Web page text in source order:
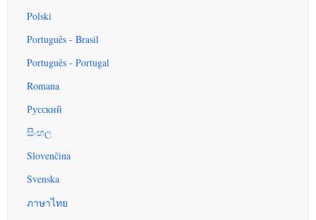
Polski
Português - Brasil
Português - Portugal
Romana
Русский
සිංහල
Slovenčina
Svenska
ภาษาไทย